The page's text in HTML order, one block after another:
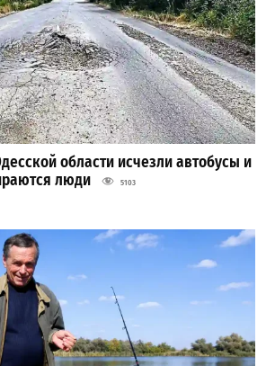
области исчезли автобусы и
люди
5103